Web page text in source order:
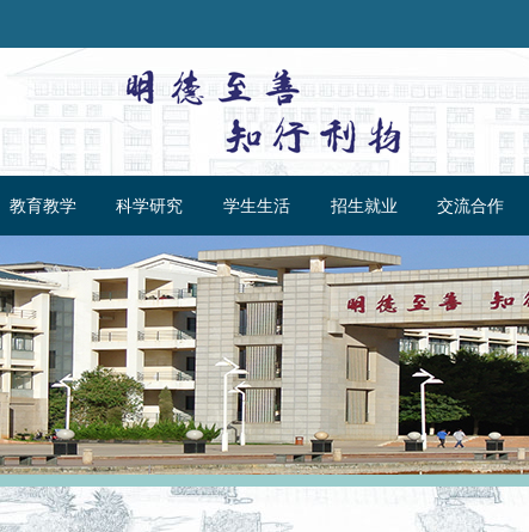
教育教学 科学研究 学生生活 招生就业 交流合作